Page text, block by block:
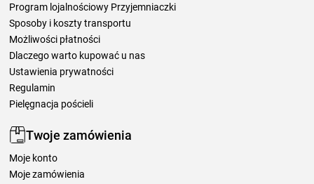
Program lojalnościowy Przyjemniaczki
Sposoby i koszty transportu
Możliwości płatności
Dlaczego warto kupować u nas
Ustawienia prywatności
Regulamin
Pielęgnacja pościeli
Twoje zamówienia
Moje konto
Moje zamówienia